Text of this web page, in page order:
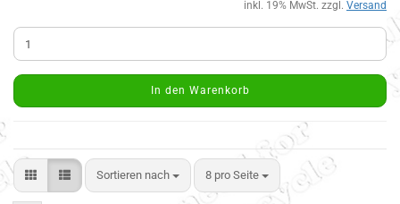
inkl. 19% MwSt. zzgl. Versand
In den Warenkorb
Sortieren nach 8 pro Seite